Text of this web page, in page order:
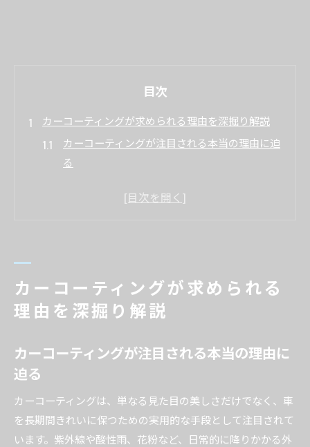
目次
カーコーティングが求められる理由を深掘り解説
カーコーティングが注目される本当の理由に迫
る
車をコーティングする必要性と実用面の解説
認
愛車にコーティングは本当に必要か考える
察
解消
車をコーティングしないとどうなるのかを知る
新車コーティングが意味ないと言われる理由の
カーコーティングが求められる
理由を深掘り解説
カーコーティングが注目される本当の理由に
迫る
カーコーティングは、単なる見た目の美しさだけでなく、車
を長期間きれいに保つための実用的な手段として注目されて
います。紫外線や酸性雨、花粉など、日常的に降りかかる外